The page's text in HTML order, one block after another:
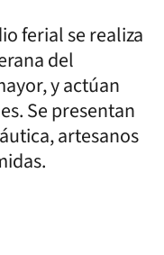
ferial se realiza
del
y actúan
Se presentan
artesanos